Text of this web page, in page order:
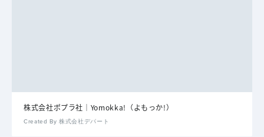
株式会社ポプラ社｜Yomokka!（よもっか!）
Created By 株式会社デパート